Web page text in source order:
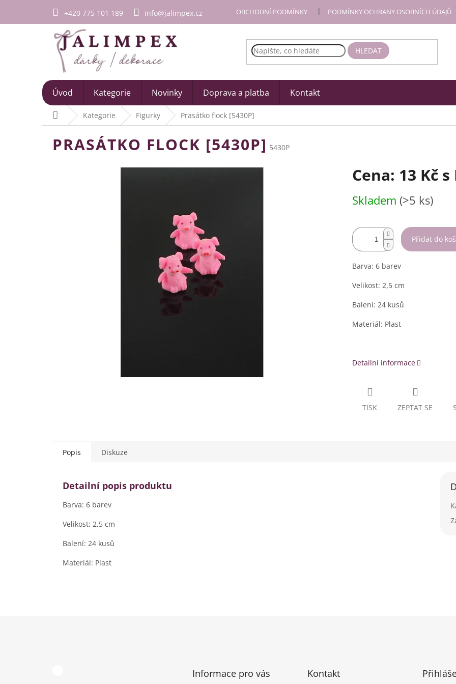
obsah
+420 775 101 189 info@jalimpex.cz OBCHODNÍ PODMÍNKY PODMÍNKY OCHRANY OSOBNÍCH ÚDAJŮ
HLEDAT
Úvod Kategorie Novinky Doprava a platba Kontakt
Domů Kategorie Figurky Prasátko flock [5430P]
PRASÁTKO FLOCK [5430P] 5430P
Cena: 13 Kč s
cena:
Skladem (>5 ks)
Přidat do
Barva: 6 barev
Velikost: 2,5 cm
Balení: 24 kusů
Materiál: Plast
Detailní informace
TISK ZEPTAT SE
Popis Diskuze
Detailní popis produktu
Barva: 6 barev
Velikost: 2,5 cm
Balení: 24 kusů
Materiál: Plast
Informace pro vás Kontakt